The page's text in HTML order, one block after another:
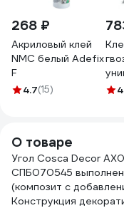
268 ₽
Акриловый клей
NMC белый Adefix
F
4.7(15)
О товаре
Угол Cosca Decor
СПБ070545 выполнен
(композит с
Конструкция